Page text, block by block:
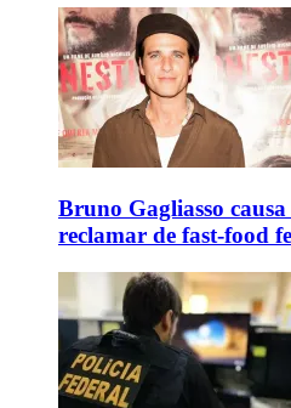
Bruno Gagliasso
reclamar de fast-food